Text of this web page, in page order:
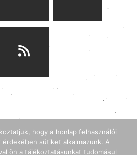
hogy a honlap felhasználói
érdekében sütiket alkalmazunk. A
ön a tájékoztatásunkat tudomásul